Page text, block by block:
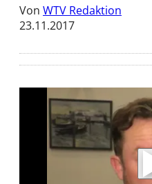
Von WTV Redaktion
23.11.2017
Mit der
Daten an
Hinweise dazu erhalten